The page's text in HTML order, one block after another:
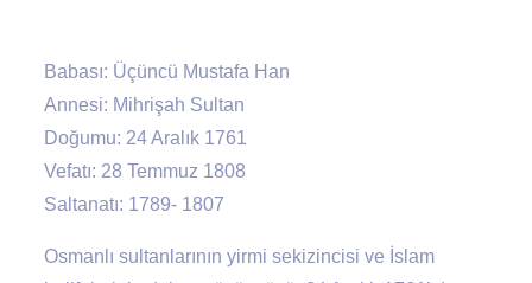
Babası: Üçüncü Mustafa Han
Annesi: Mihrişah Sultan
Doğumu: 24 Aralık 1761
Vefatı: 28 Temmuz 1808
Saltanatı: 1789- 1807
Osmanlı sultanlarının yirmi sekizincisi ve İslam